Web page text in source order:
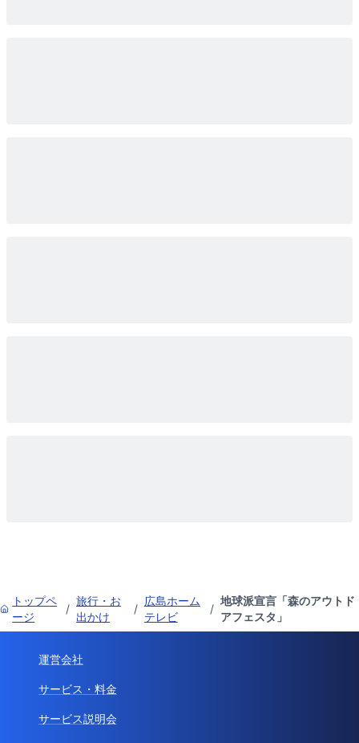
トップペ
ージ
/
旅行・お
出かけ
/
広島ホーム
テレビ
/
地球派宣言「森のアウトド
アフェスタ」
運営会社
サービス・料金
サービス説明会